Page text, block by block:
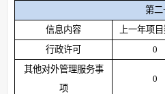
第二
信息内容
上一年项
行政许可
0
其他对外管理服务事
项
0